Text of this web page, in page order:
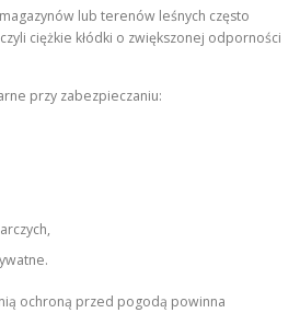
lub terenów leśnych często
ciężkie kłódki o zwiększonej odporności
przy zabezpieczaniu:
ochroną przed pogodą powinna